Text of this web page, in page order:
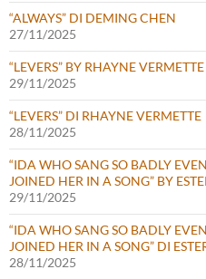
“ALWAYS” DI DEMING CHEN
27/11/2025
“LEVERS” BY RHAYNE
29/11/2025
“LEVERS” DI RHAYNE VERMETTE
28/11/2025
“IDA WHO SANG SO BADLY
JOINED HER IN A SONG” BY
29/11/2025
“IDA WHO SANG SO BADLY
JOINED HER IN A SONG” DI
28/11/2025